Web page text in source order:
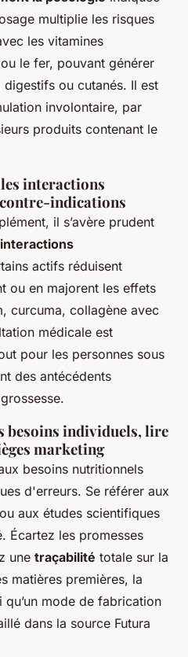
multiplie les risques
les vitamines
le fer, pouvant générer
ou cutanés. Il est
involontaire, par
produits contenant le
interactions
indications
il s’avère prudent
interactions
actifs réduisent
ou en majorent les effets
curcuma, collagène avec
médicale est
pour les personnes sous
des antécédents
besoins individuels, lire
marketing
besoins nutritionnels
d'erreurs. Se référer aux
ou aux études scientifiques
Écartez les promesses
une traçabilité totale sur la
matières premières, la
qu’un mode de fabrication
dans la source Futura